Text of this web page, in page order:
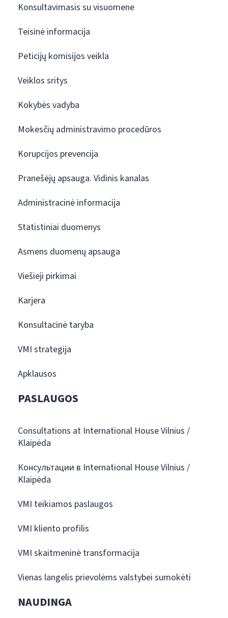
Konsultavimasis su visuomene
Teisinė informacija
Peticijų komisijos veikla
Veiklos sritys
Kokybės vadyba
Mokesčių administravimo procedūros
Korupcijos prevencija
Pranešėjų apsauga. Vidinis kanalas
Administracinė informacija
Statistiniai duomenys
Asmens duomenų apsauga
Viešieji pirkimai
Karjera
Konsultacinė taryba
VMI strategija
Apklausos
PASLAUGOS
Consultations at International House Vilnius /
Klaipėda
Консультации в International House Vilnius /
Klaipėda
VMI teikiamos paslaugos
VMI kliento profilis
VMI skaitmeninė transformacija
Vienas langelis prievolėms valstybei sumokėti
NAUDINGA